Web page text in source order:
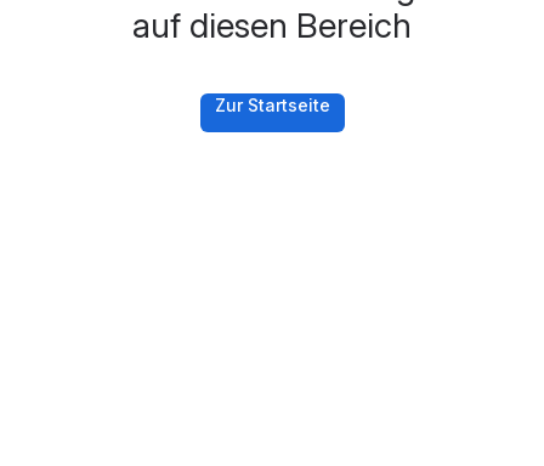
auf diesen Bereich
Zur Startseite